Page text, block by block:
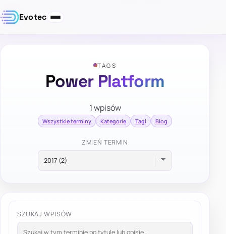
Evotec
TAGS
Power Platform
1 wpisów
Wszystkie terminy Kategorie Tagi Blog
ZMIEŃ TERMIN
SZUKAJ WPISÓW